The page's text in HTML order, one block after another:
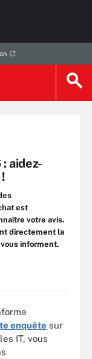
aidez-
est
votre avis.
directement la
informent.
enquête sur
IT, vous